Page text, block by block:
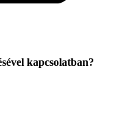
kapcsolatban?